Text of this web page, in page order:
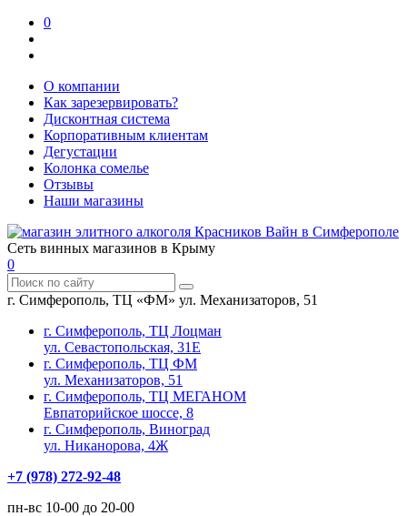
0
О компании
Как зарезервировать?
Дисконтная система
Корпоративным клиентам
Дегустации
Колонка сомелье
Отзывы
Наши магазины
Сеть винных магазинов в Крыму
0
г. Симферополь, ТЦ «ФМ» ул. Механизаторов, 51
г. Симферополь, ТЦ Лоцман
ул. Севастопольская, 31Е
г. Симферополь, ТЦ ФМ
ул. Механизаторов, 51
г. Симферополь, ТЦ МЕГАНОМ
Евпаторийское шоссе, 8
г. Симферополь, Виноград
ул. Никанорова, 4Ж
+7 (978) 272-92-48
пн-вс 10-00 до 20-00